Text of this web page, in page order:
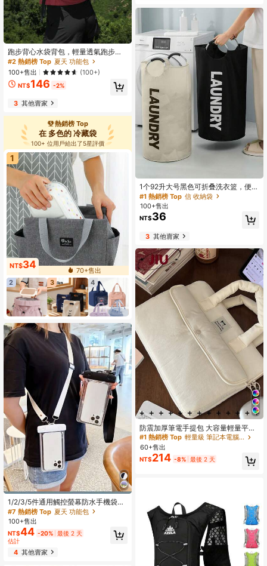
跑步背心水袋背包，輕量透氣跑步背
包，可調節跑步水袋背心，適用於越
野跑、馬拉松、慢跑、騎行等運動，
大容量旅行包，男女通用，旅行必需
品，耐用，適合跑步、徒步、足球，
#2 熱銷榜 Top 夏天 功能包
100+售出
(100+)
NT$146 -2%
3其他賣家
熱銷榜 Top
在 多色的 冷藏袋
100+ 位用戶給出了5星評價
1
NT$34
70+售出
2
3 4
1/2/3/5件通用觸控螢幕防水手機袋，
螢光發光游泳潛水手機殼，可用作觸
控螢幕游泳潛水手機殼，也可作為水
下相機手機殼，便攜旅行手機包，附
可調節掛繩，PVC材質，無需電池，
旅行必需品，夏季用品，返校用品
#7 熱銷榜 Top 夏天 功能包
100+售出
NT$44 -20% 最後 2 天
估計
4其他賣家
1个92升大号黑色可折叠洗衣篮，便携
式手持洗衣篮，优质牛津布收纳袋，
独立式高款衣物篮，浴室收纳篮，节
省空间脏衣分类篮，适用于浴室、宿
舍、阳台，洗衣袋，衣物袋，防水
袋，打包袋，旅行必备品
#1 熱銷榜 Top 信 收納袋
100+售出
NT$36
3其他賣家
防震加厚筆電手提包 大容量輕量平板
包 適用 11/13/14/15.6 吋筆電防震內
層套 適合學生、國中生、高中生、護
理師、教師、商務人士、旅人、上班
族、購物、辦公人員、約會、登山、
#1 熱銷榜 Top
輕量級 筆記本電腦包
60+售出
NT$214 -8% 最後 2 天